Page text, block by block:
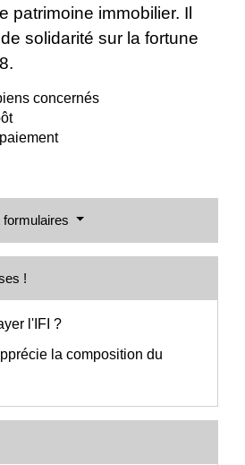
patrimoine immobilier. Il
solidarité sur la fortune
concernés
!
l'IFI ?
la composition du